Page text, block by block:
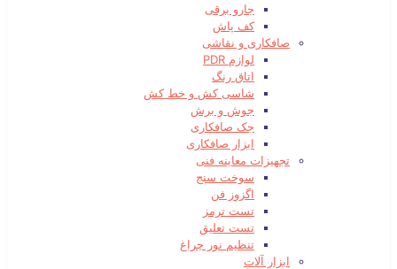
جارو برقی
کف پاش
صافکاری و نقاشی
لوازم PDR
اتاق رنگ
شاسی کش و خط کش
جوش و برش
جک صافکاری
ابزار صافکاری
تجهیزات معاینه فنی
سوخت سنج
اگزوز فن
تست ترمز
تست تعلیق
تنظیم نور چراغ
ابزار آلات